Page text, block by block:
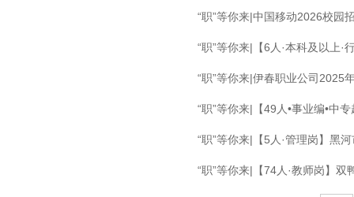
“职”等你来|中国移动2026校园
“职”等你来|【6人·本科及以上
“职”等你来|伊春职业公司2025
“职”等你来|【49人•事业编•中
“职”等你来|【5人·管理岗】黑
“职”等你来|【74人·教师岗】双